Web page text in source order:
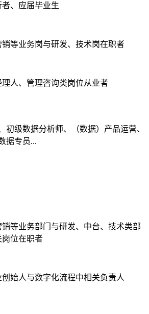
、应届毕业生
等业务岗与研发、技术岗在职者
人、管理咨询类岗位从业者
初级数据分析师、（数据）产品运营、
据专员...
等业务部门与研发、中台、技术类部
岗位在职者
始人与数字化流程中相关负责人